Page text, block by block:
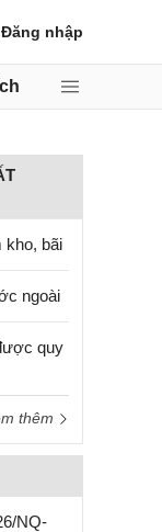
nhập
kho, bãi
ngoài
quy
thêm
NQ-